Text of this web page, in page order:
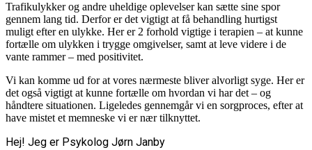
Trafikulykker og andre uheldige oplevelser kan sætte sine spor
gennem lang tid. Derfor er det vigtigt at få behandling hurtigst
muligt efter en ulykke. Her er 2 forhold vigtige i terapien – at kunne
fortælle om ulykken i trygge omgivelser, samt at leve videre i de
vante rammer – med positivitet.
Vi kan komme ud for at vores nærmeste bliver alvorligt syge. Her er
det også vigtigt at kunne fortælle om hvordan vi har det – og
håndtere situationen. Ligeledes gennemgår vi en sorgproces, efter at
have mistet et memneske vi er nær tilknyttet.
Hej! Jeg er Psykolog Jørn Janby